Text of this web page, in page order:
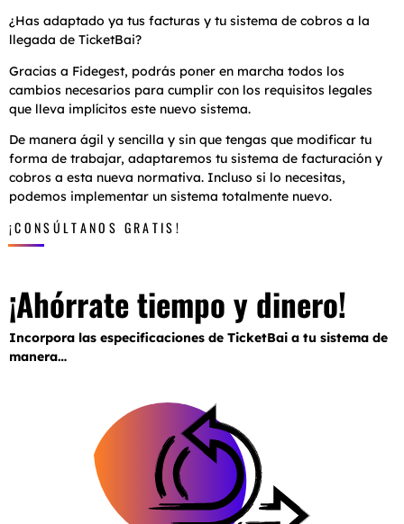
¿Has adaptado ya tus facturas y tu sistema de cobros a la
llegada de TicketBai?
Gracias a Fidegest, podrás poner en marcha todos los
cambios necesarios para cumplir con los requisitos legales
que lleva implícitos este nuevo sistema.
De manera ágil y sencilla y sin que tengas que modificar tu
forma de trabajar, adaptaremos tu sistema de facturación y
cobros a esta nueva normativa. Incluso si lo necesitas,
podemos implementar un sistema totalmente nuevo.
¡CONSÚLTANOS GRATIS!
¡Ahórrate tiempo y dinero!
Incorpora las especificaciones de TicketBai a tu sistema de
manera…